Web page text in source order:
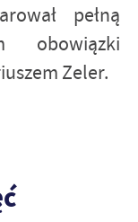
pełną
obowiązki
Zeler.